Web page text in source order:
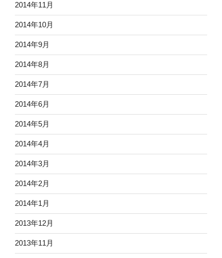
2014年11月
2014年10月
2014年9月
2014年8月
2014年7月
2014年6月
2014年5月
2014年4月
2014年3月
2014年2月
2014年1月
2013年12月
2013年11月